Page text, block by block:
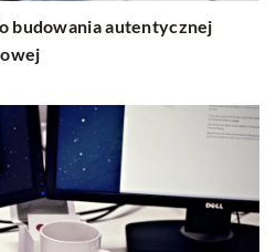
budowania autentycznej